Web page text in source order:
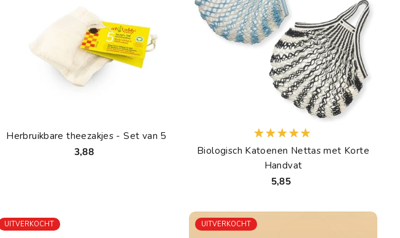
Herbruikbare theezakjes - Set van 5
3,88
Biologisch Katoenen Nettas met Korte
Handvat
5,85
UITVERKOCHT UITVERKOCHT